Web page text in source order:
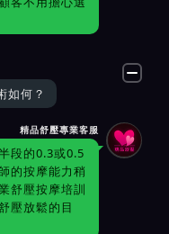
如何？
精品舒壓專業客服
段的0.3或0.5
的按摩能力稍
舒壓按摩培訓
壓放鬆的目